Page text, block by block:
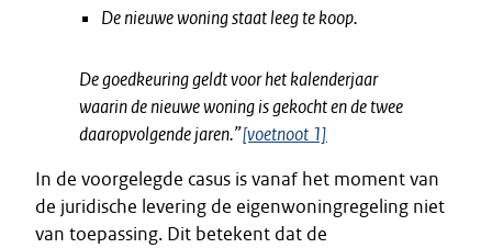
De nieuwe woning staat leeg te koop.
De goedkeuring geldt voor het kalenderjaar
waarin de nieuwe woning is gekocht en de twee
daaropvolgende jaren.”[voetnoot 1]
In de voorgelegde casus is vanaf het moment van
de juridische levering de eigenwoningregeling niet
van toepassing. Dit betekent dat de